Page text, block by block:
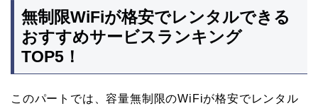
無制限WiFiが格安でレンタルできる
おすすめサービスランキング
TOP5！
このパートでは、容量無制限のWiFiが格安でレンタル